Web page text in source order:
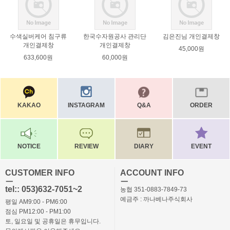
수색실버케어 침구류
개인결제창
633,600원
한국수자원공사 관리단
개인결제창
60,000원
김은진님 개인결제창
45,000원
KAKAO INSTAGRAM Q&A ORDER
NOTICE REVIEW DIARY EVENT
CUSTOMER INFO
ㅡ
tel:: 053)632-7051~2
평일 AM9:00 - PM6:00
점심 PM12:00 - PM1:00
토, 일요일 및 공휴일은 휴무입니다.
ACCOUNT INFO
ㅡ
농협 351-0883-7849-73
예금주 : 까나베나주식회사